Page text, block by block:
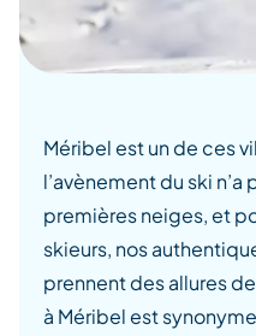
Méribel est un de ces
l’avènement du ski
premières neiges, et
skieurs, nos
prennent des allures
à Méribel est